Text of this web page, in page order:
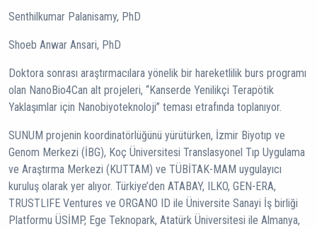
Senthilkumar Palanisamy, PhD
Shoeb Anwar Ansari, PhD
Doktora sonrası araştırmacılara yönelik bir hareketlilik burs programı
olan NanoBio4Can alt projeleri, “Kanserde Yenilikçi Terapötik
Yaklaşımlar için Nanobiyoteknoloji” teması etrafında toplanıyor.
SUNUM projenin koordinatörlüğünü yürütürken, İzmir Biyotıp ve
Genom Merkezi (İBG), Koç Üniversitesi Translasyonel Tıp Uygulama
ve Araştırma Merkezi (KUTTAM) ve TÜBİTAK-MAM uygulayıcı
kuruluş olarak yer alıyor. Türkiye’den ATABAY, ILKO, GEN-ERA,
TRUSTLIFE Ventures ve ORGANO ID ile Üniversite Sanayi İş birliği
Platformu ÜSİMP, Ege Teknopark, Atatürk Üniversitesi ile Almanya,